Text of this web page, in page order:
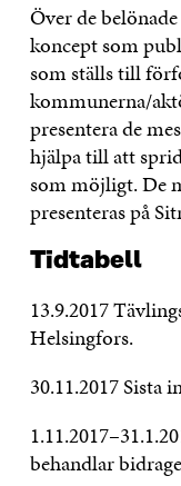
Över de
koncept som
som ställs till
kommunerna/
presentera de
hjälpa till att
som möjligt. De
presenteras på
Tidtabell
13.9.2017
Helsingfors.
30.11.2017 Sista
behandlar